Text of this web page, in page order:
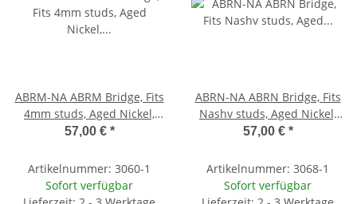
ABRM-NA ABRM Bridge, Fits
4mm studs, Aged Nickel,
Brass saddles nickel plated
57,00 € *
Artikelnummer: 3060-1
Sofort verfügbar
ABRN-NA ABRN Bridge, Fits
Nashv studs, Aged Nickel,
Brass saddles nickel plated
57,00 € *
Artikelnummer: 3068-1
Sofort verfügbar